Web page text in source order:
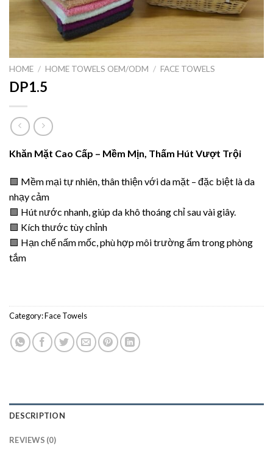
HOME / HOME TOWELS OEM/ODM / FACE TOWELS
DP1.5
Khăn Mặt Cao Cấp – Mềm Mịn, Thấm Hút Vượt Trội
🟩 Mềm mại tự nhiên, thân thiện với da mặt – đặc biệt là da
nhạy cảm
🟩 Hút nước nhanh, giúp da khô thoáng chỉ sau vài giây.
🟩 Kích thước tùy chỉnh
🟩 Hạn chế nấm mốc, phù hợp môi trường ẩm trong phòng
tắm
Category:Face Towels
DESCRIPTION
REVIEWS (0)